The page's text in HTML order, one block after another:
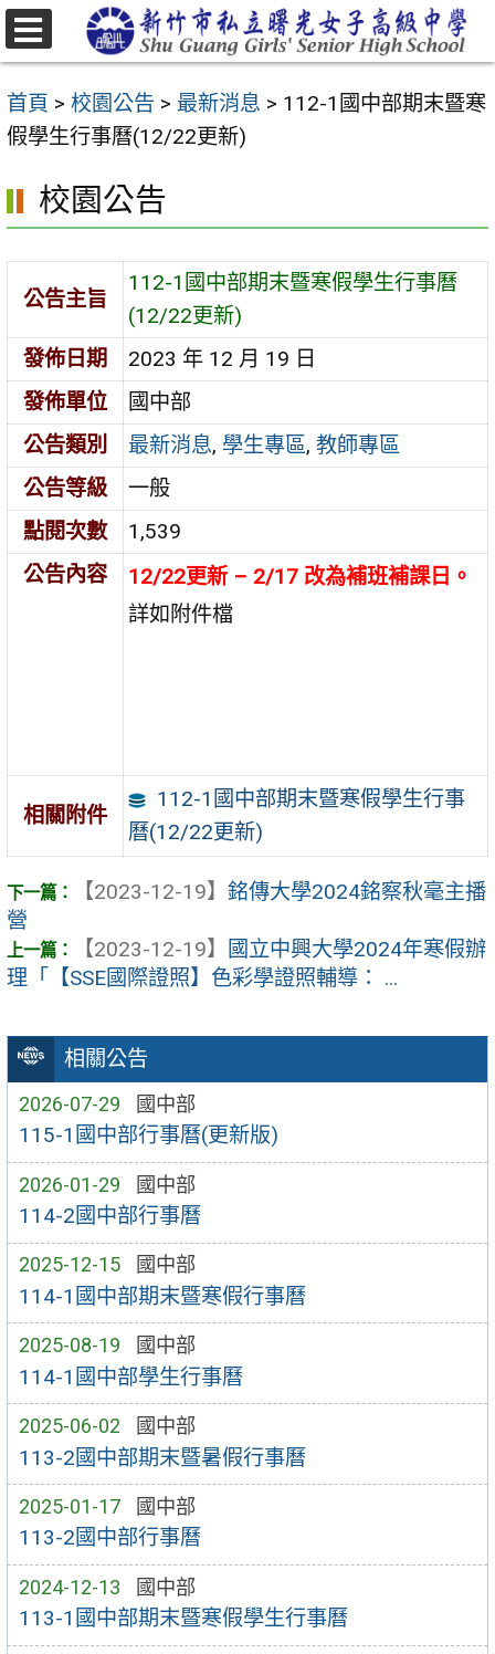
跳
至
要
內
區
首頁 > 校園公告 > 最新消息 > 112-1國中部期末暨寒
假學生行事曆(12/22更新)
相關公告
2026-07-29 國中部
115-1國中部行事曆(更新版)
2026-01-29 國中部
114-2國中部行事曆
2025-12-15 國中部
114-1國中部期末暨寒假行事曆
2025-08-19 國中部
114-1國中部學生行事曆
2025-06-02 國中部
113-2國中部期末暨暑假行事曆
2025-01-17 國中部
113-2國中部行事曆
2024-12-13 國中部
113-1國中部期末暨寒假學生行事曆
校園公告
公告主旨
112-1國中部期末暨寒假學生行事曆
(12/22更新)
發佈日期
2023 年 12 月 19 日
發佈單位
國中部
公告類別
最新消息, 學生專區,教師專區
公告等級
一般
點閱次數
1,539
公告內容
12/22更新 – 2/17 改為補班補課日。
詳如附件檔
相關附件
112-1國中部期末暨寒假學生行事
曆(12/22更新)
【2023-12-19】 銘傳大學2024銘察秋毫主播
營
【2023-12-19】
國立中興大學2024年寒假辦
理「【SSE國際證照】色彩學證照輔導： ...
選
單